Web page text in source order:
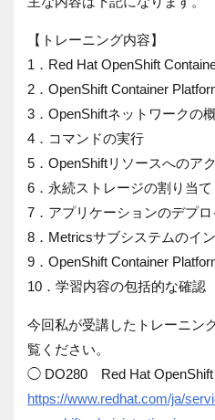
【トレーニング内容】
1．Red Hat OpenShift
2．OpenShift Container
3．OpenShiftネットワークの
4．コマンドの実行
5．OpenShiftリソースへのア
6．永続ストレージの割り当て
7．アプリケーションのデプ
8．Metricsサブシステムのイ
9．OpenShift Container
10．学習内容の包括的な確認
今回私が受講したトレーニン
覧ください。
◯ DO280 Red Hat OpenShift
https://www.redhat.com/ja/